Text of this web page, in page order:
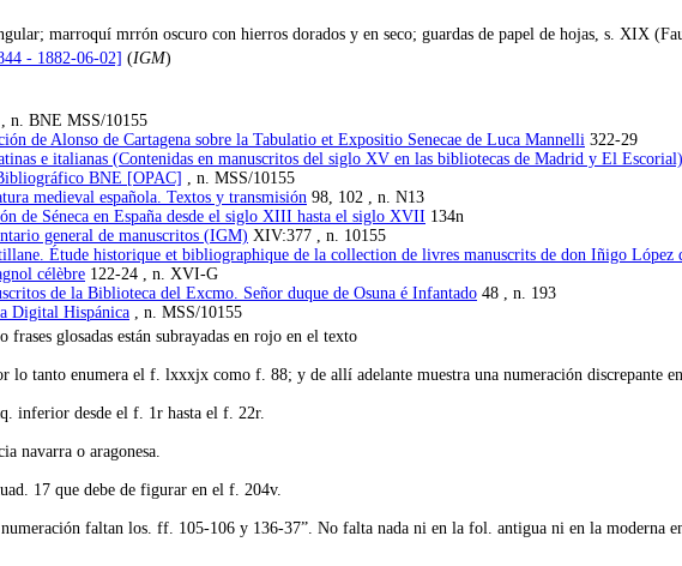
marroquí mrrón oscuro con hierros dorados y en seco; guardas de papel de hojas, s. XIX
- 1882-06-02] (IGM)
, n. BNE MSS/10155
de Alonso de Cartagena sobre la Tabulatio et Expositio Senecae de Luca Mannelli 322-29
e italianas (Contenidas en manuscritos del siglo XV en las bibliotecas de Madrid y El Escorial)
BNE [OPAC] , n. MSS/10155
medieval española. Textos y transmisión 98, 102 , n. N13
de Séneca en España desde el siglo XIII hasta el siglo XVII 134n
general de manuscritos (IGM) XIV:377 , n. 10155
Étude historique et bibliographique de la collection de livres manuscrits de don Iñigo López
célèbre 122-24 , n. XVI-G
de la Biblioteca del Excmo. Señor duque de Osuna é Infantado 48 , n. 193
Digital Hispánica , n. MSS/10155
glosadas están subrayadas en rojo en el texto
tanto enumera el f. lxxxjx como f. 88; y de allí adelante muestra una numeración discrepante
inferior desde el f. 1r hasta el f. 22r.
navarra o aragonesa.
17 que debe de figurar en el f. 204v.
faltan los. ff. 105-106 y 136-37”. No falta nada ni en la fol. antigua ni en la moderna